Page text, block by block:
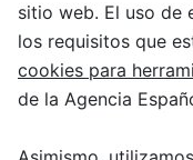
sitio web. El uso de
los requisitos que
cookies para
de la Agencia